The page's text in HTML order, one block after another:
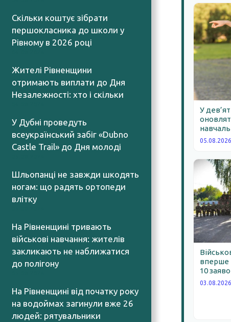
Скільки коштує зібрати
першокласника до школи у
Рівному в 2026 році
Жителі Рівненщини
отримають виплати до Дня
Незалежності: хто і скільки
У Дубні проведуть
всеукраїнський забіг «Dubno
Castle Trail» до Дня молоді
Шльопанці не завжди шкодять
ногам: що радять ортопеди
влітку
На Рівненщині тривають
військові навчання: жителів
закликають не наближатися
до полігону
На Рівненщині від початку року
на водоймах загинули вже 26
людей: рятувальники
У
05.08.2026
вперше
10
03.08.2026